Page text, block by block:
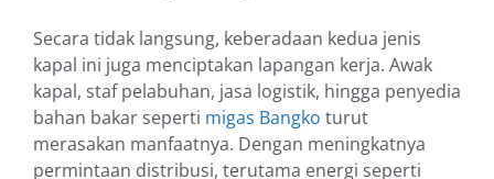
Secara tidak langsung, keberadaan kedua jenis
kapal ini juga menciptakan lapangan kerja. Awak
kapal, staf pelabuhan, jasa logistik, hingga penyedia
bahan bakar seperti migas Bangko turut
merasakan manfaatnya. Dengan meningkatnya
permintaan distribusi, terutama energi seperti